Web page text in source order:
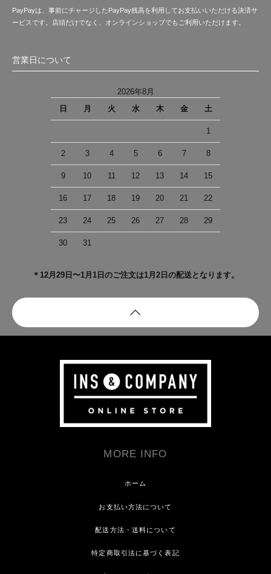
PayPayは、事前にチャージしたPayPay残高を利用してお支払いいただける決済サ
ービスです。店頭だけでなく、オンラインショップでもご利用いただけます。
営業日について
2026年8月
日
月 火 水 木 金 土
1
2 3 4 5 6 7 8
9 10 11 12 13 14 15
16 17 18 19 20 21 22
23 24 25 26 27 28 29
30 31
＊12月29日〜1月1日のご注文は1月2日の配送となります。
MORE INFO
ホーム
お支払い方法について
配送方法・送料について
特定商取引法に基づく表記